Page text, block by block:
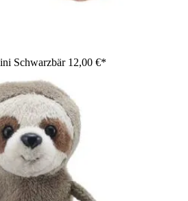
Schwarzbär 12,00 €*